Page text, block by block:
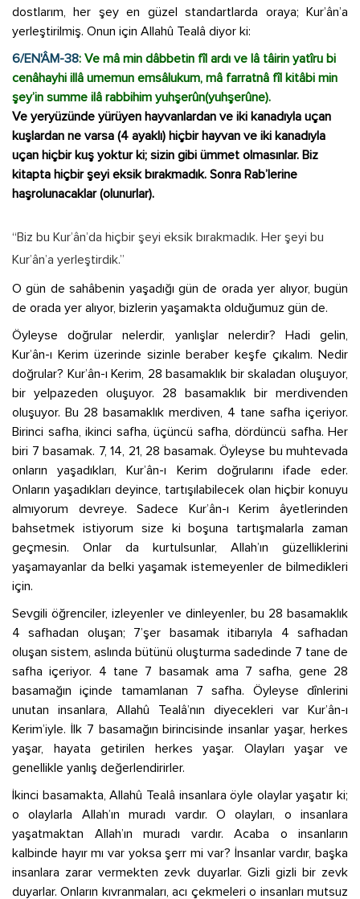
dostlarım, her şey en güzel standartlarda oraya; Kur’ân’a
yerleştirilmiş. Onun için Allahû Tealâ diyor ki:
6/EN'ÂM-38: Ve mâ min dâbbetin fîl ardı ve lâ tâirin yatîru bi
cenâhayhi illâ umemun emsâlukum, mâ farratnâ fîl kitâbi min
şey’in summe ilâ rabbihim yuhşerûn(yuhşerûne).
Ve yeryüzünde yürüyen hayvanlardan ve iki kanadıyla uçan
kuşlardan ne varsa (4 ayaklı) hiçbir hayvan ve iki kanadıyla
uçan hiçbir kuş yoktur ki; sizin gibi ümmet olmasınlar. Biz
kitapta hiçbir şeyi eksik bırakmadık. Sonra Rab’lerine
haşrolunacaklar (olunurlar).
“Biz bu Kur’ân’da hiçbir şeyi eksik bırakmadık. Her şeyi bu
Kur’ân’a yerleştirdik.”
O gün de sahâbenin yaşadığı gün de orada yer alıyor, bugün
de orada yer alıyor, bizlerin yaşamakta olduğumuz gün de.
Öyleyse doğrular nelerdir, yanlışlar nelerdir? Hadi gelin,
Kur’ân-ı Kerim üzerinde sizinle beraber keşfe çıkalım. Nedir
doğrular? Kur’ân-ı Kerim, 28 basamaklık bir skaladan oluşuyor,
bir yelpazeden oluşuyor. 28 basamaklık bir merdivenden
oluşuyor. Bu 28 basamaklık merdiven, 4 tane safha içeriyor.
Birinci safha, ikinci safha, üçüncü safha, dördüncü safha. Her
biri 7 basamak. 7, 14, 21, 28 basamak. Öyleyse bu muhtevada
onların yaşadıkları, Kur’ân-ı Kerim doğrularını ifade eder.
Onların yaşadıkları deyince, tartışılabilecek olan hiçbir konuyu
almıyorum devreye. Sadece Kur’ân-ı Kerim âyetlerinden
bahsetmek istiyorum size ki boşuna tartışmalarla zaman
geçmesin. Onlar da kurtulsunlar, Allah’ın güzelliklerini
yaşamayanlar da belki yaşamak istemeyenler de bilmedikleri
için.
Sevgili öğrenciler, izleyenler ve dinleyenler, bu 28 basamaklık
4 safhadan oluşan; 7’şer basamak itibarıyla 4 safhadan
oluşan sistem, aslında bütünü oluşturma sadedinde 7 tane de
safha içeriyor. 4 tane 7 basamak ama 7 safha, gene 28
basamağın içinde tamamlanan 7 safha. Öyleyse dînlerini
unutan insanlara, Allahû Tealâ’nın diyecekleri var Kur’ân-ı
Kerim’iyle. İlk 7 basamağın birincisinde insanlar yaşar, herkes
yaşar, hayata getirilen herkes yaşar. Olayları yaşar ve
genellikle yanlış değerlendirirler.
İkinci basamakta, Allahû Tealâ insanlara öyle olaylar yaşatır ki;
o olaylarla Allah’ın muradı vardır. O olayları, o insanlara
yaşatmaktan Allah’ın muradı vardır. Acaba o insanların
kalbinde hayır mı var yoksa şerr mi var? İnsanlar vardır, başka
insanlara zarar vermekten zevk duyarlar. Gizli gizli bir zevk
duyarlar. Onların kıvranmaları, acı çekmeleri o insanları mutsuz